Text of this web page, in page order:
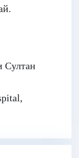
Султан